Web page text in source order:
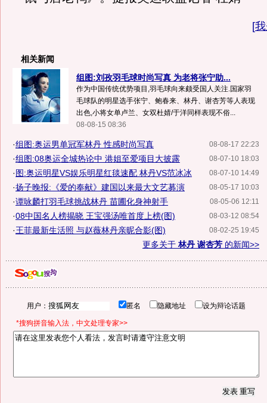
[
相关新闻
组图:刘孜羽毛球时尚写真 为老将张宁助...
作为中国传统优势项目,羽毛球向来颇受国人关注.国家羽
毛球队的明星选手张宁、鲍春来、林丹、谢杏芳等人表现
出色,小将女单卢兰、女双杜婧/于洋同样表现不俗...
08-08-15 08:36
08-08-17 22:23
·组图:奥运男单冠军林丹 性感时尚写真
08-07-10 18:03
·组图:08奥运全城热论中 港姐至爱项目大披露
08-07-10 14:49
·图:奥运明星VS娱乐明星红毯速配 林丹VS范冰冰
08-05-17 10:03
·扬子晚报:《爱的奉献》建国以来最大文艺募演
08-05-06 12:11
·谭咏麟打羽毛球挑战林丹 苗圃化身神射手
08-03-12 08:54
·08中国名人榜揭晓 王宝强汤唯首度上榜(图)
08-02-25 19:45
·王菲最新生活照 与赵薇林丹亲昵合影(图)
更多关于 林丹 谢杏芳 的新闻>>
用户： 匿名 隐藏地址 设为辩论话题
*搜狗拼音输入法，中文处理专家>>